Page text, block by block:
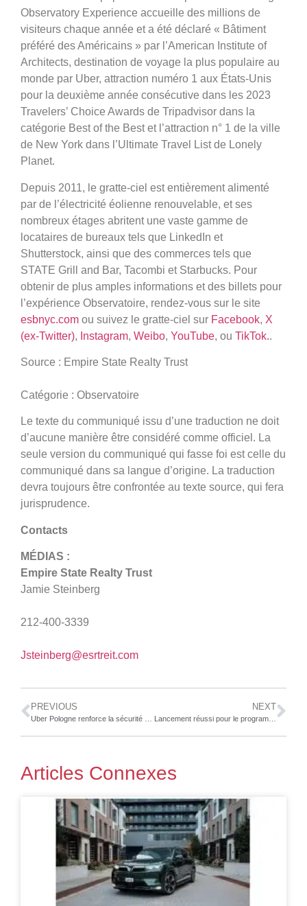
Observatory Experience accueille des millions de
visiteurs chaque année et a été déclaré « Bâtiment
préféré des Américains » par l’American Institute of
Architects, destination de voyage la plus populaire au
monde par Uber, attraction numéro 1 aux États-Unis
pour la deuxième année consécutive dans les 2023
Travelers’ Choice Awards de Tripadvisor dans la
catégorie Best of the Best et l’attraction n° 1 de la ville
de New York dans l’Ultimate Travel List de Lonely
Planet.
Depuis 2011, le gratte-ciel est entièrement alimenté
par de l’électricité éolienne renouvelable, et ses
nombreux étages abritent une vaste gamme de
locataires de bureaux tels que LinkedIn et
Shutterstock, ainsi que des commerces tels que
STATE Grill and Bar, Tacombi et Starbucks. Pour
obtenir de plus amples informations et des billets pour
l’expérience Observatoire, rendez-vous sur le site
esbnyc.com ou suivez le gratte-ciel sur Facebook, X
(ex-Twitter), Instagram, Weibo, YouTube, ou TikTok..
Source : Empire State Realty Trust
Catégorie : Observatoire
Le texte du communiqué issu d’une traduction ne doit
d’aucune manière être considéré comme officiel. La
seule version du communiqué qui fasse foi est celle du
communiqué dans sa langue d’origine. La traduction
devra toujours être confrontée au texte source, qui fera
jurisprudence.
Contacts
MÉDIAS :
Empire State Realty Trust
Jamie Steinberg
212-400-3339
Jsteinberg@esrtreit.com
PREVIOUS NEXT
Lancement réussi pour le programme ESG mondial d’Autel Energy : 5 000 arbres plantés dans le cadre de son initiative inaugurale EVergreen
Articles Connexes